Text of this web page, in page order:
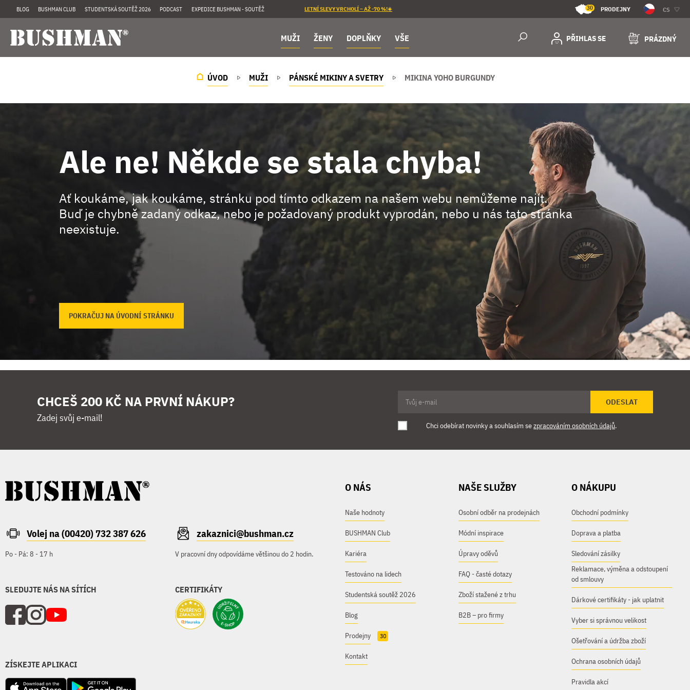
BLOG BUSHMAN CLUB STUDENTSKÁ SOUTĚŽ 2026 PODCAST EXPEDICE BUSHMAN - SOUTĚŽ LETNÍ SLEVY VRCHOLÍ – AŽ -70 %!☀️ 30 PRODEJNY CS
MUŽI ŽENY DOPLŇKY VŠE PŘIHLAS SE PRÁZDNÝ
ÚVOD MUŽI PÁNSKÉ MIKINY A SVETRY MIKINA YOHO BURGUNDY
Ale ne! Někde se stala chyba!
Ať koukáme, jak koukáme, stránku pod tímto odkazem na našem webu nemůžeme najít.
Buď je chybně zadaný odkaz, nebo je požadovaný produkt vyprodán, nebo u nás tato stránka
neexistuje.
POKRAČUJ NA ÚVODNÍ STRÁNKU
CHCEŠ 200 KČ NA PRVNÍ NÁKUP?
Zadej svůj e-mail!
ODESLAT
Chci odebírat novinky a souhlasím sezpracováním osobních údajů.
Volej na (00420) 732 387 626
Po - Pá: 8 - 17 h
zakaznici@bushman.cz
V pracovní dny odpovídáme většinou do 2 hodin.
SLEDUJTE NÁS NA SÍTÍCH CERTIFIKÁTY
ZÍSKEJTE APLIKACI
O NÁS
Naše hodnoty
BUSHMAN Club
Kariéra
Testováno na lidech
Studentská soutěž 2026
Blog
Prodejny 30
Kontakt
NAŠE SLUŽBY
Osobní odběr na prodejnách
Módní inspirace
Úpravy oděvů
FAQ - časté dotazy
Zboží stažené z trhu
B2B – pro firmy
O NÁKUPU
Obchodní podmínky
Doprava a platba
Sledování zásilky
Reklamace, výměna a odstoupení
od smlouvy
Dárkové certifikáty - jak uplatnit
Vyber si správnou velikost
Ošetřování a údržba zboží
Ochrana osobních údajů
Pravidla akcí